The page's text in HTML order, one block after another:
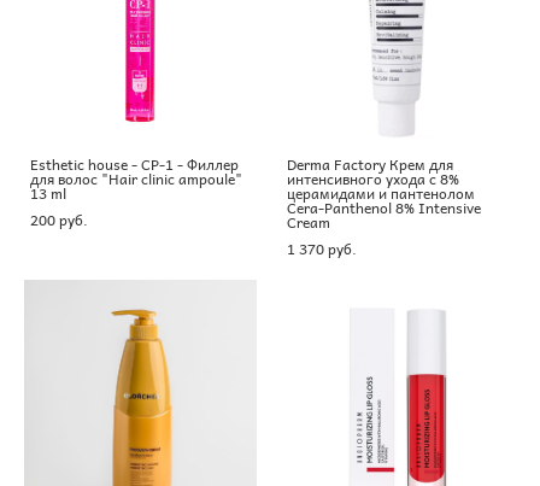
Esthetic house - CP-1 - Филлер
для волос "Hair clinic ampoule"
13 ml
200 pуб.
Derma Factory Крем для
интенсивного ухода с 8%
церамидами и пантенолом
Cera-Panthenol 8% Intensive
Cream
1 370 pуб.